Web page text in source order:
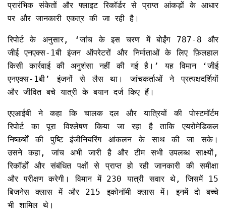
प्रारंभिक संकेतों और फ्लाइट रिकॉर्डर से प्राप्त आंकड़ों के आधार
पर और जानकारी एकत्र की जा रही है।
रिपोर्ट के अनुसार, ‘जांच के इस चरण में बोईंग 787-8 और
जीई एनएक्स-1बी इंजन ऑपरेटरों और निर्माताओं के लिए फ़िलहाल
किसी कार्रवाई की अनुशंसा नहीं की गई है।’ यह विमान ‘जीई
एनएक्स-1बी’ इंजनों से लैस था। जांचकर्ताओं ने प्रत्यक्षदर्शियों
और जीवित बचे यात्री के बयान दर्ज किए हैं।
एएआईबी ने कहा कि चालक दल और यात्रियों की पोस्टमॉर्टम
रिपोर्ट का पूरा विश्लेषण किया जा रहा है ताकि एयरोमेडिकल
निष्कर्षों की पुष्टि इंजीनियरिंग आंकलन के साथ की जा सके।
उसने कहा, जांच अभी जारी है और टीम सभी उपलब्ध साक्ष्यों,
रिकॉर्डों और संबंधित पक्षों से प्राप्त हो रही जानकारी की समीक्षा
और परीक्षण करेगी। विमान में 230 यात्री सवार थे, जिसमें 15
बिजनेस क्लास में और 215 इकोनॉमी क्लास में। इनमें दो बच्चे
भी शामिल थे।